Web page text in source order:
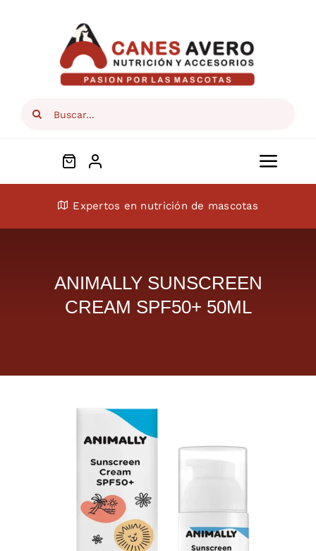
Search
Conócenos
Antiparasitarios
Expertos en nutrición de mascotas
ANIMALLY SUNSCREEN
CREAM SPF50+ 50ML